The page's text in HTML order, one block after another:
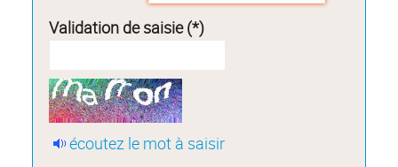
Validation de saisie (*)
écoutez le mot à saisir